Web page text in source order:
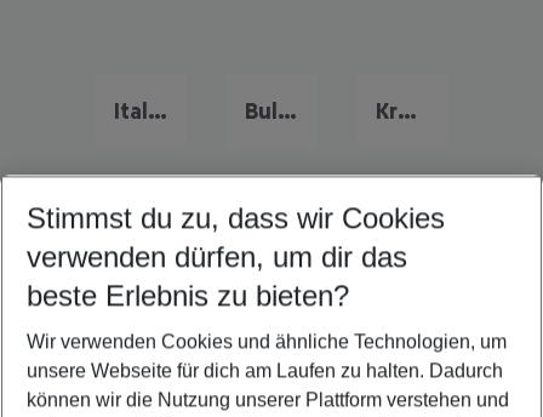
Italien Urlaub Bulgarien Urlaub Kreta Urlaub
Quicklinks
Last Minute Istrien
Pauschalreisen Istrien
Familienurlaub Istrien
Stimmst du zu, dass wir Cookies
verwenden dürfen, um dir das
beste Erlebnis zu bieten?
Wir verwenden Cookies und ähnliche Technologien, um
unsere Webseite für dich am Laufen zu halten. Dadurch
können wir die Nutzung unserer Plattform verstehen und